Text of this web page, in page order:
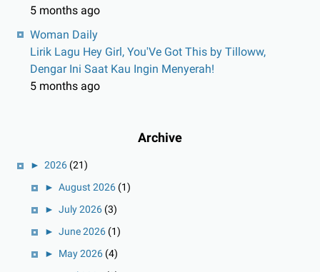
5 months ago
Woman Daily
Lirik Lagu Hey Girl, You'Ve Got This by Tilloww,
Dengar Ini Saat Kau Ingin Menyerah!
5 months ago
Archive
► 2026 (21)
► August 2026 (1)
► July 2026 (3)
► June 2026 (1)
► May 2026 (4)